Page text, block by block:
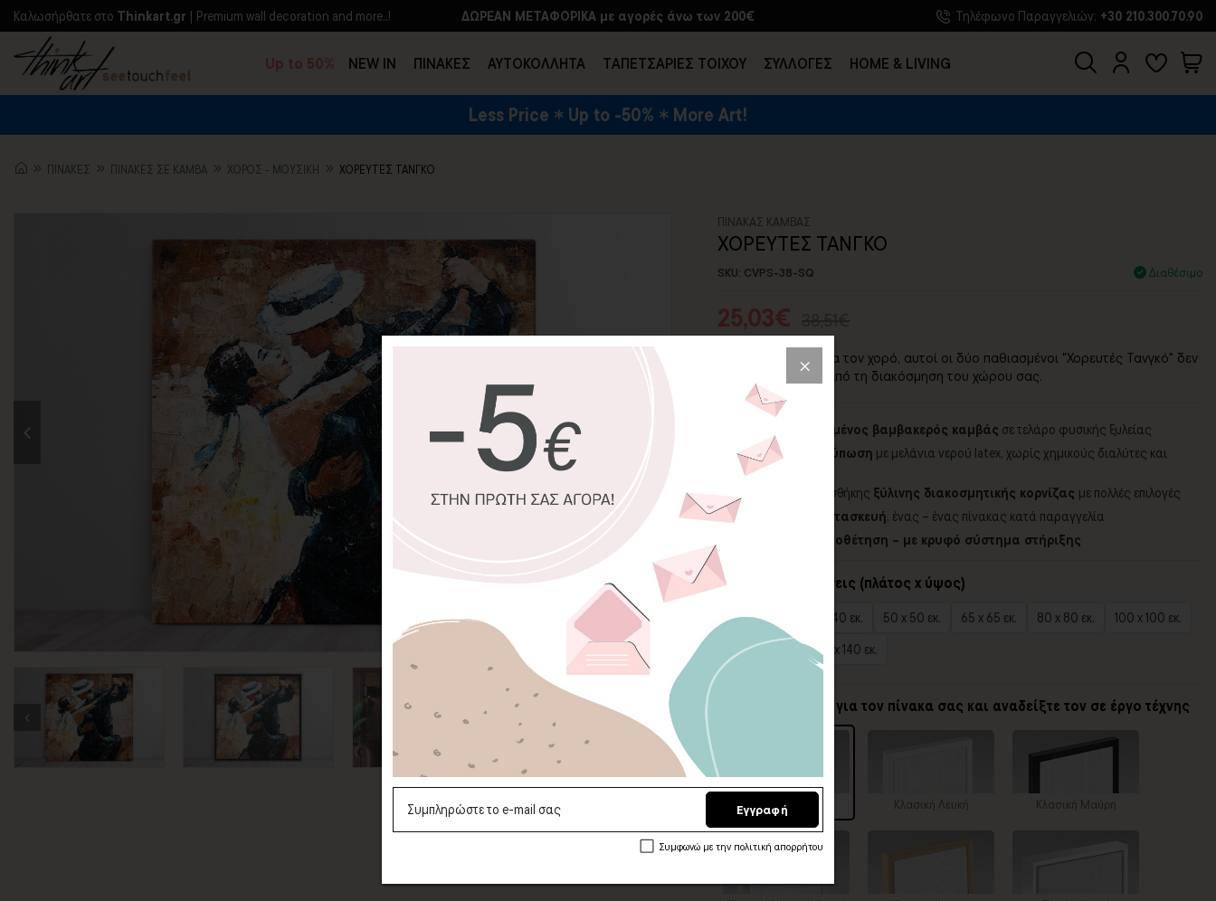
Kαλωσήρθατε στο Thinkart.gr | Premium wall decoration and more..! ΔΩΡΕΑΝ ΜΕΤΑΦΟΡΙΚΑ με αγορές άνω των 200€ Τηλέφωνο Παραγγελιών: +30 210.300.70.90
Up to 50% NEW IN ΠΙΝΑΚΕΣ ΑΥΤΟΚΟΛΛΗΤΑ TΑΠΕΤΣΑΡΙΕΣ ΤΟΙΧΟΥ ΣΥΛΛΟΓΕΣ HOME & LIVING
ΕΝΔΥΣΗ & ΑΞΕΣΟΥΑΡ
Less Price Up to -50% More Art!
ΠΙΝΑΚΕΣ ΠΙΝΑΚΕΣ ΣΕ ΚΑΜΒΑ ΧΟΡΌΣ - ΜΟΥΣΙΚΉ ΧΟΡΕΥΤΕΣ ΤΑΝΓΚΟ
ΠΙΝΑΚΑΣ ΚΑΜΒΑΣ
ΧΟΡΕΥΤΕΣ ΤΑΝΓΚΟ
SKU: CVPS-38-SQ Διαθέσιμο
25,03€
Αν έχετε λατρεία για τον χορό, αυτοί οι δύο παθιασμένοι "Χορευτές Τανγκό" δεν
πρέπει να λείπουν από τη διακόσμηση του χώρου σας.
100% πιστοποιημένος βαμβακερός καμβάς σε τελάρο φυσικής ξυλείας
Οικολογική εκτύπωση με μελάνια νερού latex, χωρίς χημικούς διαλύτες και
οσμές
Δυνατότητα προσθήκης ξύλινης διακοσμητικής κορνίζας με πολλές επιλογές
Χειροποίητη κατασκευή, ένας – ένας πίνακας κατά παραγγελία
Έτοιμοι για τοποθέτηση – με κρυφό σύστημα στήριξης
Επιλέξτε διαστάσεις (πλάτος x ύψος)
30 x 30 εκ. 40 x 40 εκ. 50 x 50 εκ. 65 x 65 εκ. 80 x 80 εκ.
100 x 100 εκ.
120 x 120 εκ.
140 x 140 εκ.
Επιλέξτε κορνίζα για τον πίνακα σας και αναδείξτε τον σε έργο τέχνης
Χωρίς κορνίζα Κλασική Λευκή Κλασική Μαύρη
Εγγραφή
Συμφωνώ με την πολιτική απορρήτου